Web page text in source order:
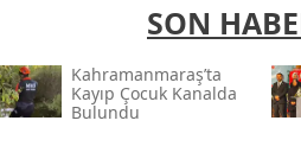
SON
Kahramanmaraş’ta
Kayıp Çocuk Kanalda
Bulundu